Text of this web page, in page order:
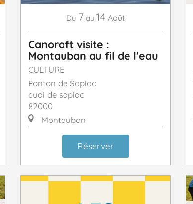
Du 7 au 14 Août
Canoraft visite :
Montauban au fil de l'eau
CULTURE
Ponton de Sapiac
quai de sapiac
82000
Montauban
Réserver